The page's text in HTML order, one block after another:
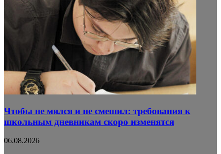
Чтобы не мялся и не смешил: требования к
школьным дневникам скоро изменятся
06.08.2026